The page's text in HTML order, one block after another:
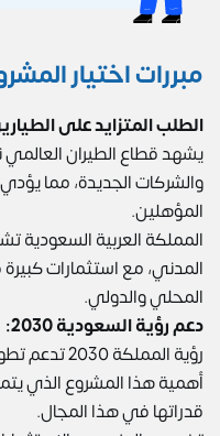
مبررات اختيار
الطلب المتزايد على
يشهد قطاع الطيران
والشركات الجديدة، مما يؤدي
المؤهلين.
المملكة العربية السعودية
المدني، مع استثمارات
المحلي والدولي.
دعم رؤية السعودية 2030:
رؤية
أهمية هذا المشروع الذي
قدراتها في هذا المجال.